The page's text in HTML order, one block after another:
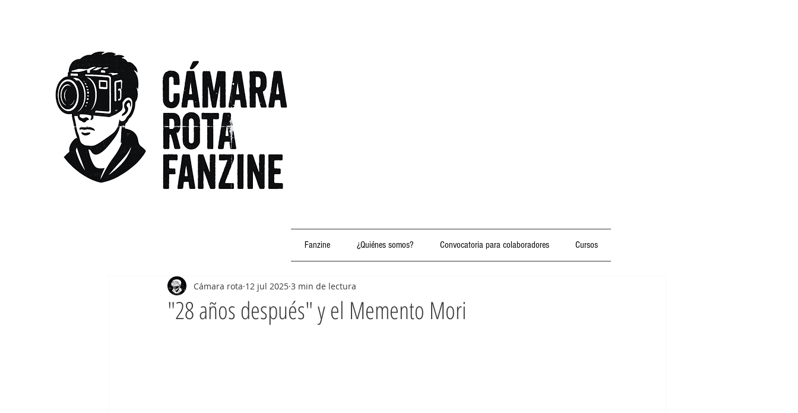
Fanzine ¿Quiénes somos? Convocatoria para colaboradores Cursos
"28 años después" y el Memento Mori
Cámara rota 12 jul 2025 3 min de lectura